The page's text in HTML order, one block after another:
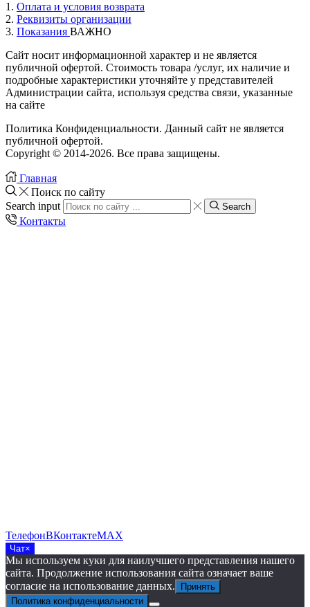
1. Оплата и условия возврата
2. Реквизиты организации
3. Показания ВАЖНО
Сайт носит информационной характер и не является
публичной офертой. Стоимость товара /услуг, их наличие и
подробные характеристики уточняйте у представителей
Администрации сайта, используя средства связи, указанные
на cайте
Политика Конфиденциальности. Данный сайт не является
публичной офертой.
Copyright © 2014-2026. Все права защищены.
Главная
Поиск по сайту
Search input
Search
Контакты
ТелефонВКонтактеMAX
Чат×
Мы используем куки для наилучшего представления нашего
сайта. Продолжение использования сайта означает ваше
согласие на использование данных.
Принять
Политика конфиденциальности